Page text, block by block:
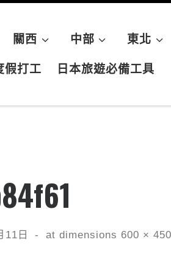
關西 中部 東北
假打工 日本旅遊必備工具
11日 - at dimensions 600 × 450